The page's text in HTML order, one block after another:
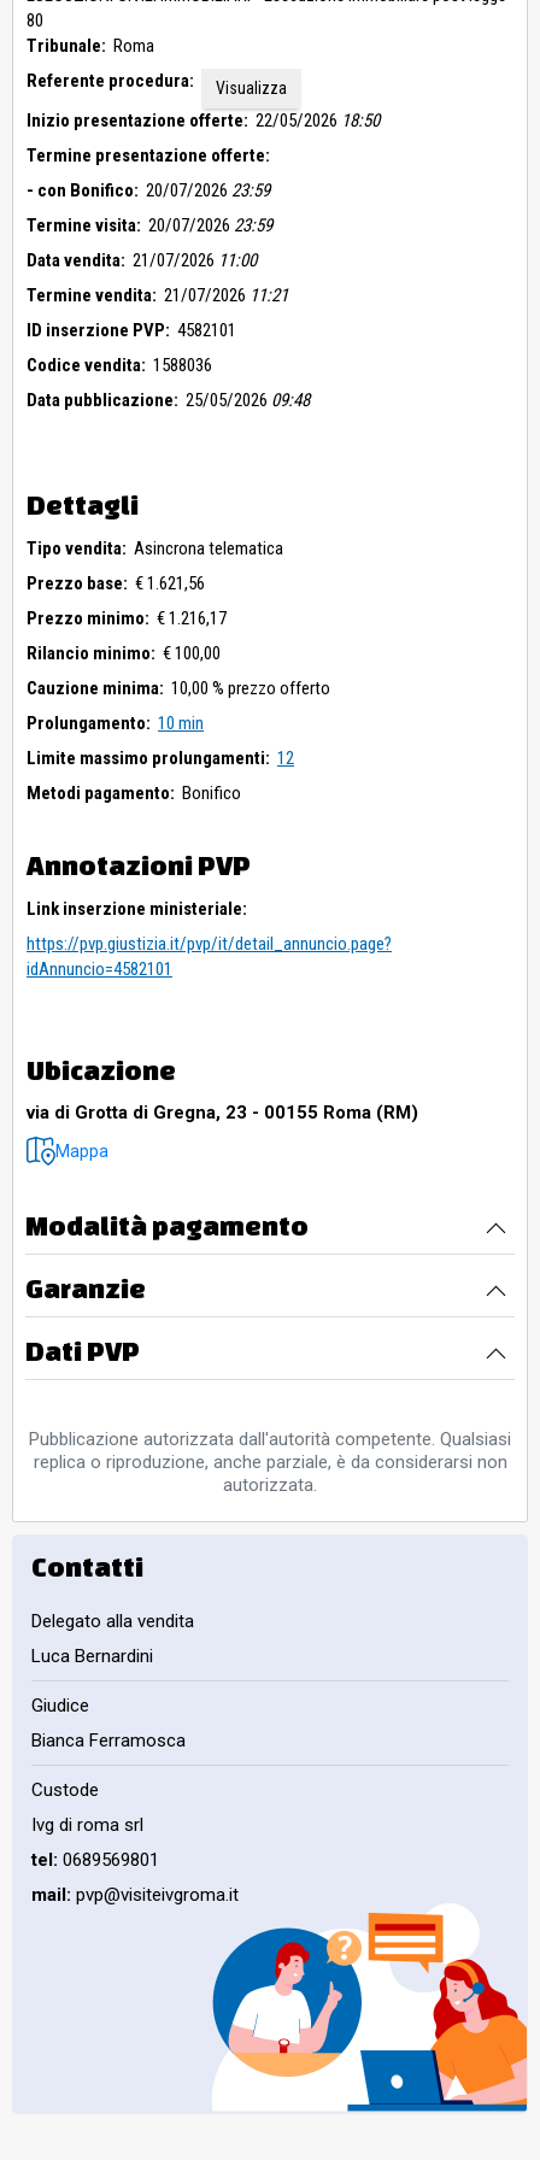
Roma e a tal fine è richiesto di allegare all’offerta di vendita
apposita dichiarazione completa del titolo in virtù del quale si
intende asservire quella oggetto di eventuale aggiudicazione,
redatta secondo il modello allegato all’ordinanza di vendita.
L’unità immobiliare è nella disponibilità della parte esecutata e
sarà liberato all’aggiudicazione su richiesta
dell’aggiudicatario.
Il tutto come meglio descritto nell’elaborato peritale in atti.
80
Tribunale: Roma
Referente procedura:
Visualizza
Inizio presentazione offerte: 22/05/2026 18:50
Termine presentazione offerte:
- con Bonifico: 20/07/2026 23:59
Termine visita: 20/07/2026 23:59
Data vendita: 21/07/2026 11:00
Termine vendita: 21/07/2026 11:21
ID inserzione PVP: 4582101
Codice vendita: 1588036
Data pubblicazione: 25/05/2026 09:48
Dettagli
Tipo vendita: Asincrona telematica
Prezzo base: € 1.621,56
Prezzo minimo: € 1.216,17
Rilancio minimo: € 100,00
Cauzione minima: 10,00 % prezzo offerto
Prolungamento: 10 min
Limite massimo prolungamenti: 12
Metodi pagamento: Bonifico
Annotazioni PVP
Link inserzione ministeriale:
https://pvp.giustizia.it/pvp/it/detail_annuncio.page?
idAnnuncio=4582101
Ubicazione
via di Grotta di Gregna, 23 - 00155 Roma (RM)
Mappa
Modalità pagamento
Garanzie
Dati PVP
Pubblicazione autorizzata dall'autorità competente. Qualsiasi
replica o riproduzione, anche parziale, è da considerarsi non
autorizzata.
Contatti
Delegato alla vendita
Luca Bernardini
Giudice
Bianca Ferramosca
Custode
Ivg di roma srl
tel: 0689569801
mail: pvp@visiteivgroma.it